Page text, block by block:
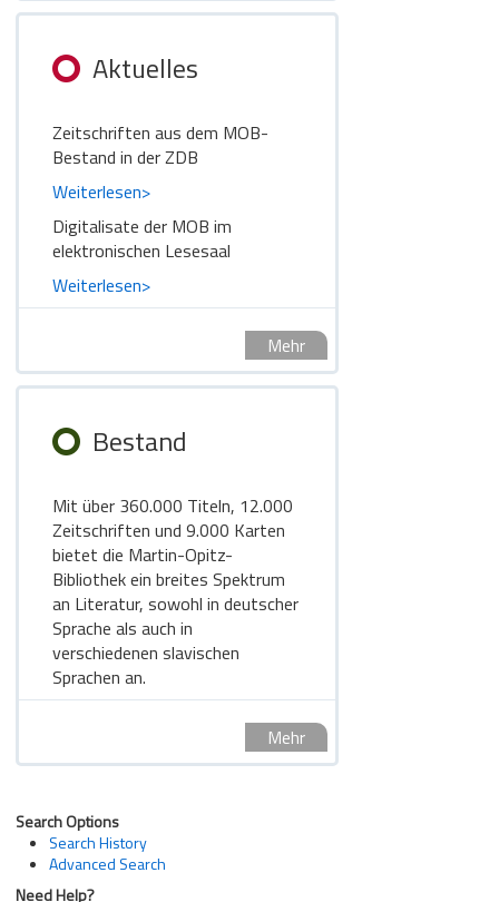
Aktuelles
Zeitschriften aus dem MOB-
Bestand in der ZDB
Weiterlesen>
Digitalisate der MOB im
elektronischen Lesesaal
Weiterlesen>
Mehr
Bestand
Mit über 360.000 Titeln, 12.000
Zeitschriften und 9.000 Karten
bietet die Martin-Opitz-
Bibliothek ein breites Spektrum
an Literatur, sowohl in deutscher
Sprache als auch in
verschiedenen slavischen
Sprachen an.
Mehr
Search Options
Search History
Advanced Search
Need Help?